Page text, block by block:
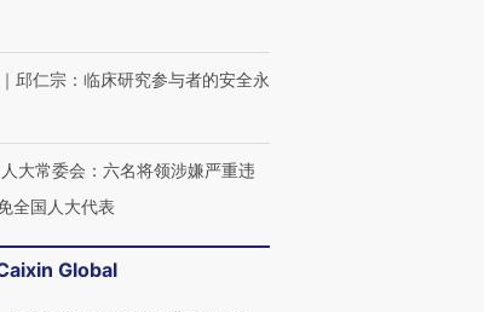
育部长拱下台
飞地休达
博
有意思的生活方式·第三对
住三大增长引擎是什么？
邱仁宗：临床研究参与者的安全永
大常委会：六名将领涉嫌严重违
全国人大代表
Global